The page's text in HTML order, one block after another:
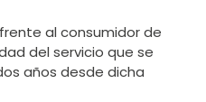
al consumidor de
del servicio que se
años desde dicha